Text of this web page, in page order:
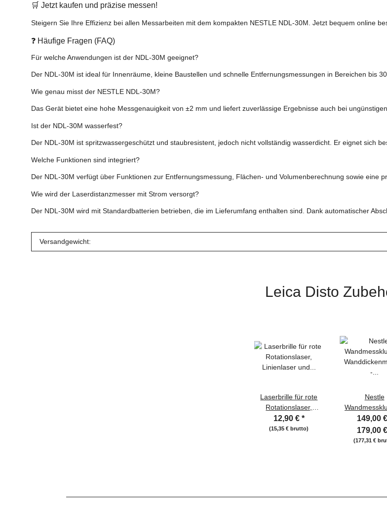
🛒 Jetzt kaufen und präzise messen!
Steigern Sie Ihre Effizienz bei allen Messarbeiten mit dem kompakten NESTLE NDL-30M. Jetzt bequem online
❓ Häufige Fragen (FAQ)
Für welche Anwendungen ist der NDL-30M geeignet?
Der NDL-30M ist ideal für Innenräume, kleine Baustellen und schnelle Entfernungsmessungen in Bereichen bis
Wie genau misst der NESTLE NDL-30M?
Das Gerät bietet eine hohe Messgenauigkeit von ±2 mm und liefert zuverlässige Ergebnisse auch bei
Ist der NDL-30M wasserfest?
Der NDL-30M ist spritzwassergeschützt und staubresistent, jedoch nicht vollständig wasserdicht. Er eignet sich
Welche Funktionen sind integriert?
Der NDL-30M verfügt über Funktionen zur Entfernungsmessung, Flächen- und Volumenberechnung sowie eine
Wie wird der Laserdistanzmesser mit Strom versorgt?
Der NDL-30M wird mit Standardbatterien betrieben, die im Lieferumfang enthalten sind. Dank automatischer
Versandgewicht:
Leica Disto
Laserbrille für rote
Rotationslaser,
Linienlaser und
Punktlaser
12,90 € *
(15,35 € brutto)
Nestle
149,00
179,00 €
(177,31 €